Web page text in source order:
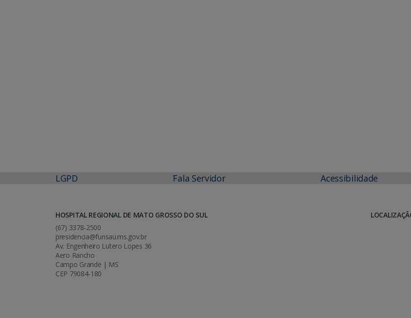
LGPD Fala Servidor Acessibilidade
HOSPITAL REGIONAL DE MATO GROSSO DO SUL
(67) 3378-2500
presidencia@funsau.ms.gov.br
Av. Engenheiro Lutero Lopes 36
Aero Rancho
Campo Grande | MS
CEP 79084-180